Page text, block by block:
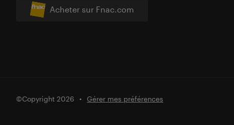
Acheter sur Fnac.com
©Copyright 2026 Gérer mes préférences